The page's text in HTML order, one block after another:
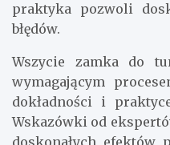
praktyka pozwoli
błędów.
Wszycie zamka do
wymagającym
dokładności i
Wskazówki od